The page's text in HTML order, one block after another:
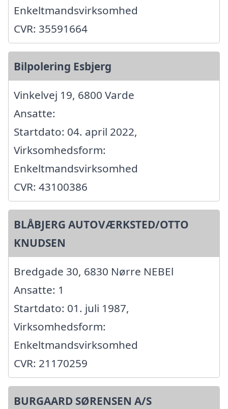
Enkeltmandsvirksomhed
CVR: 35591664
Bilpolering Esbjerg
Vinkelvej 19, 6800 Varde
Ansatte:
Startdato: 04. april 2022,
Virksomhedsform:
Enkeltmandsvirksomhed
CVR: 43100386
BLÅBJERG AUTOVÆRKSTED/OTTO
KNUDSEN
Bredgade 30, 6830 Nørre NEBEl
Ansatte: 1
Startdato: 01. juli 1987,
Virksomhedsform:
Enkeltmandsvirksomhed
CVR: 21170259
BURGAARD SØRENSEN A/S